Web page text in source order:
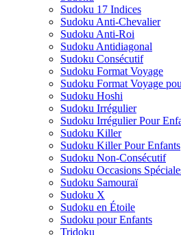
Sudoku 17 Indices
Sudoku Anti-Chevalier
Sudoku Anti-Roi
Sudoku Antidiagonal
Sudoku Consécutif
Sudoku Format Voyage
Sudoku Format Voyage
Sudoku Hoshi
Sudoku Irrégulier
Sudoku Irrégulier Pour
Sudoku Killer
Sudoku Killer Pour Enfants
Sudoku Non-Consécutif
Sudoku Occasions
Sudoku Samouraï
Sudoku X
Sudoku en Étoile
Sudoku pour Enfants
Tridoku